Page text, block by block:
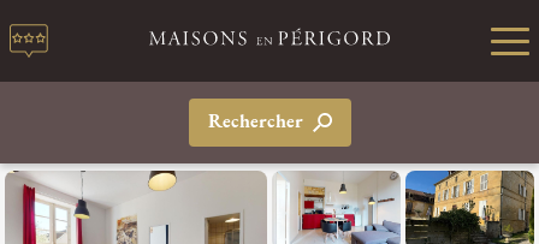
Rechercher